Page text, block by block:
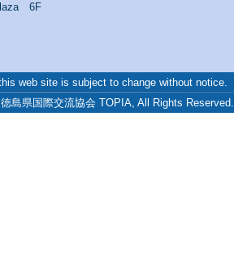
6F
web site is subject to change without notice.
島県国際交流協会 TOPIA, All Rights Reserved.